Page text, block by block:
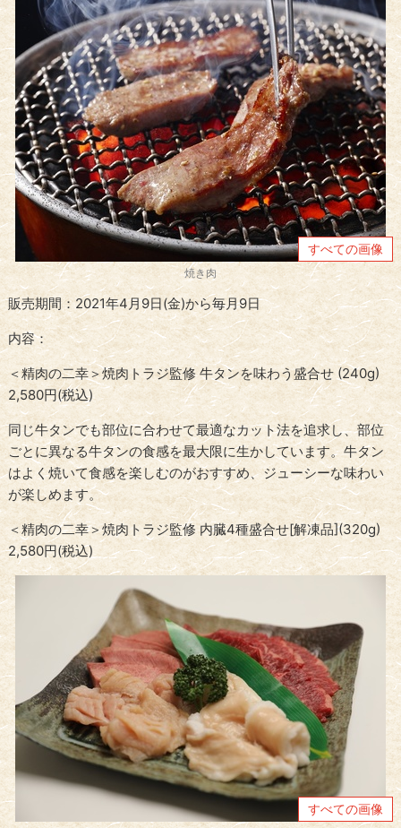
すべての画像
焼き肉
販売期間：2021年4月9日(金)から毎月9日
内容：
＜精肉の二幸＞焼肉トラジ監修 牛タンを味わう盛合せ (240g)
2,580円(税込)
同じ牛タンでも部位に合わせて最適なカット法を追求し、部位
ごとに異なる牛タンの食感を最大限に生かしています。牛タン
はよく焼いて食感を楽しむのがおすすめ、ジューシーな味わい
が楽しめます。
＜精肉の二幸＞焼肉トラジ監修 内臓4種盛合せ[解凍品](320g)
2,580円(税込)
すべての画像